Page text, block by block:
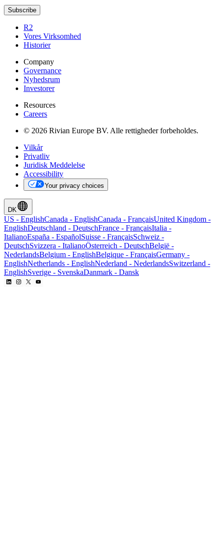
Subscribe
R2
Vores Virksomhed
Historier
Company
Governance
Nyhedsrum
Investorer
Resources
Careers
© 2026 Rivian Europe BV. Alle rettigheder forbeholdes.
Vilkår
Privatliv
Juridisk Meddelelse
Accessibility
Your privacy choices
DK
US - EnglishCanada - EnglishCanada - FrançaisUnited Kingdom -
EnglishDeutschland - DeutschFrance - FrançaisItalia -
ItalianoEspaña - EspañolSuisse - FrançaisSchweiz -
DeutschSvizzera - ItalianoÖsterreich - DeutschBelgië -
NederlandsBelgium - EnglishBelgique - FrançaisGermany -
EnglishNetherlands - EnglishNederland - NederlandsSwitzerland -
EnglishSverige - SvenskaDanmark - Dansk